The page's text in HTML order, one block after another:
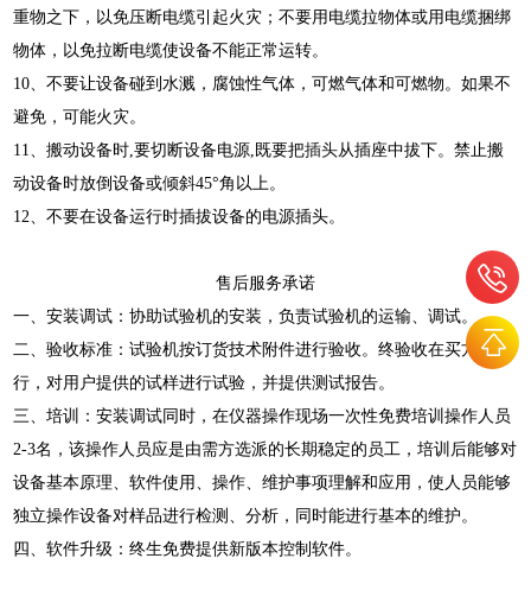
重物之下，以免压断电缆引起火灾；不要用电缆拉物体或用电缆捆绑
物体，以免拉断电缆使设备不能正常运转。
10、不要让设备碰到水溅，腐蚀性气体，可燃气体和可燃物。如果不
避免，可能火灾。
11、搬动设备时,要切断设备电源,既要把插头从插座中拔下。禁止搬
动设备时放倒设备或倾斜45°角以上。
12、不要在设备运行时插拔设备的电源插头。
售后服务承诺
一、安装调试：协助试验机的安装，负责试验机的运输、调试。
二、验收标准：试验机按订货技术附件进行验收。终验收在买方进
行，对用户提供的试样进行试验，并提供测试报告。
三、培训：安装调试同时，在仪器操作现场一次性免费培训操作人员
2-3名，该操作人员应是由需方选派的长期稳定的员工，培训后能够对
设备基本原理、软件使用、操作、维护事项理解和应用，使人员能够
独立操作设备对样品进行检测、分析，同时能进行基本的维护。
四、软件升级：终生免费提供新版本控制软件。